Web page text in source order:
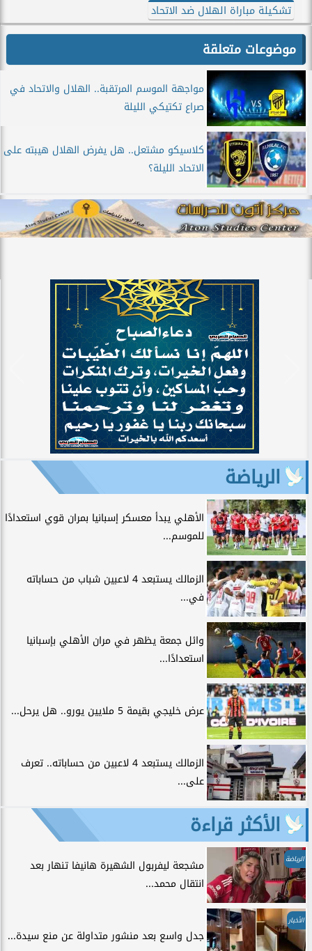
تشكيلة مباراة الهلال ضد الاتحاد
موضوعات متعلقة
مواجهة الموسم المرتقبة.. الهلال والاتحاد في
صراع تكتيكي الليلة
كلاسيكو مشتعل.. هل يفرض الهلال هيبته على
الاتحاد الليلة؟
الرياضة
الأهلي يبدأ معسكر إسبانيا بمران قوي استعدادًا
للموسم...
الزمالك يستبعد 4 لاعبين شباب من حساباته
في...
وائل جمعة يظهر في مران الأهلي بإسبانيا
استعدادًا...
عرض خليجي بقيمة 5 ملايين يورو.. هل يرحل...
الزمالك يستبعد 4 لاعبين من حساباته.. تعرف
على...
الأكثر قراءة
الرياضة
مشجعة ليفربول الشهيرة هانيفا تنهار بعد
انتقال محمد...
الأخبار
جدل واسع بعد منشور متداولة عن منع سيدة...